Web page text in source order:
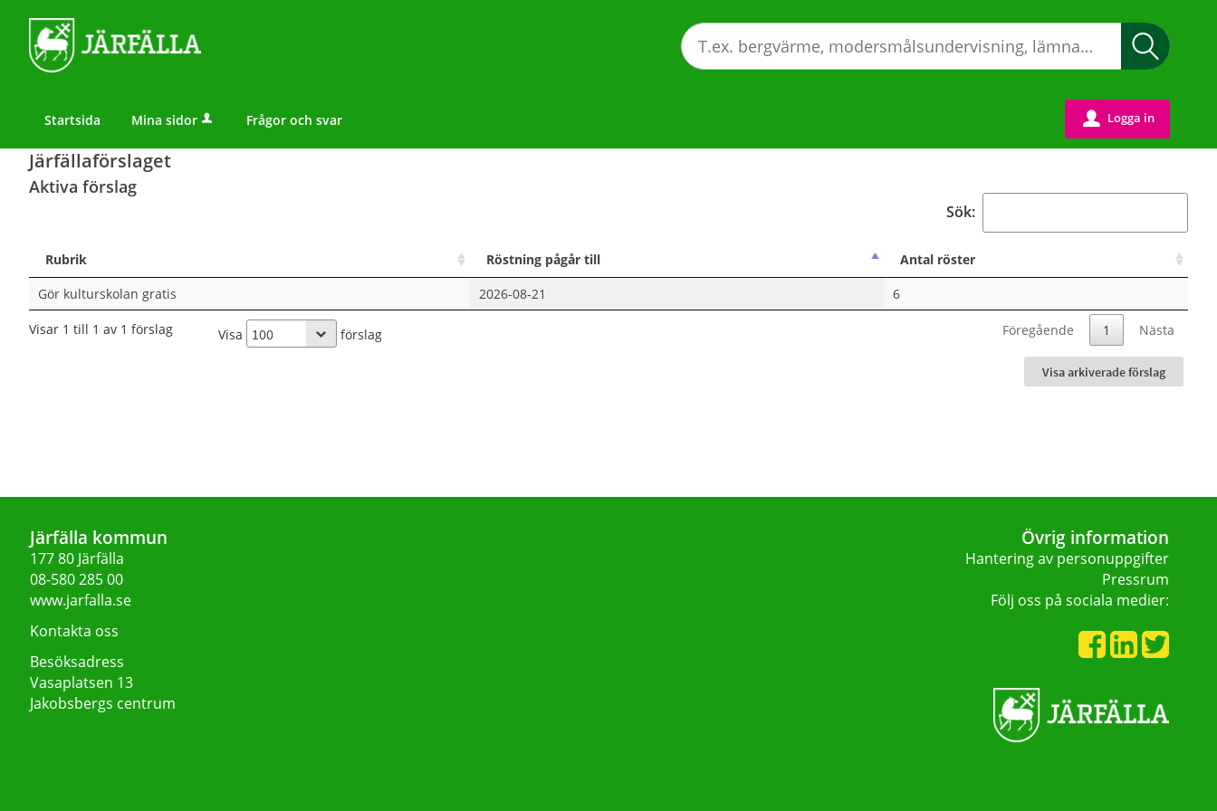
Startsida Mina sidor Frågor och svar u Logga in
Järfällaförslaget
Aktiva förslag
Sök:
Rubrik Röstning pågår till
Antal röster
Gör kulturskolan gratis
2026-08-21 6
Visar 1 till 1 av 1 förslag Föregående 1 Nästa
Visa förslag
Visa arkiverade förslag
Järfälla kommun
177 80 Järfälla
08-580 285 00
www.jarfalla.se
Kontakta oss
Besöksadress
Vasaplatsen 13
Jakobsbergs centrum
Övrig information
Hantering av personuppgifter
Pressrum
Följ oss på sociala medier: